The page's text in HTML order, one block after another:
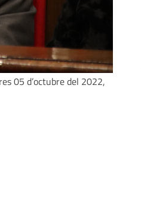
05 d’octubre del 2022,